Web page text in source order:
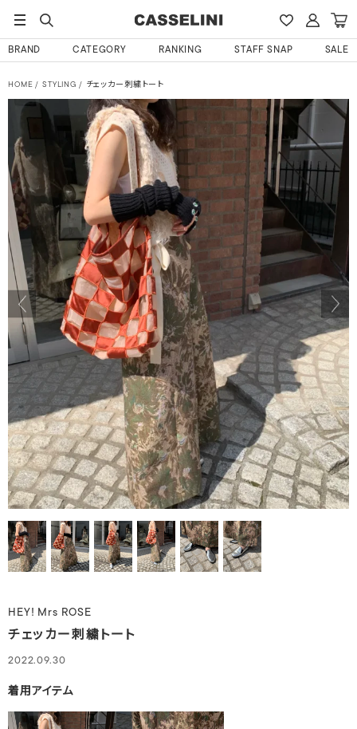
BRAND CATEGORY RANKING STAFF SNAP SALE
HOME STYLING チェッカー刺繍トート
HEY! Mrs ROSE
チェッカー刺繍トート
2022.09.30
着用アイテム